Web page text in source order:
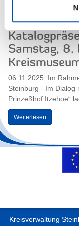
Samstag, 8.
06.11.2025: Im
Steinburg - Im Dialog
Prinzeßhof Itzehoe“
Weiterlesen
Kreisverwaltung